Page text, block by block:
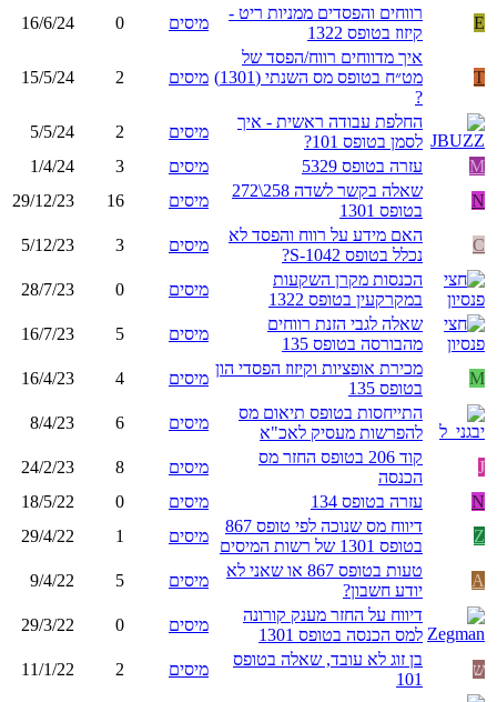
E
רווחים והפסדים ממניות ריט -
קיזוז בטופס 1322
מיסים 0
16/6/24
T
איך מדווחים רווח/הפסד של
מט״ח בטופס מס השנתי (1301)
?
מיסים 2
15/5/24
החלפת עבודה ראשית - איך
לסמן בטופס 101?
מיסים 2
5/5/24
M
עזרה בטופס 5329 מיסים 3
1/4/24
N
שאלה בקשר לשדה 258\272
בטופס 1301
מיסים 16
29/12/23
C
האם מידע על רווח והפסד לא
נכלל בטופס 1042-S?
מיסים 3
5/12/23
הכנסות מקרן השקעות
במקרקעין בטופס 1322
מיסים 0
28/7/23
שאלה לגבי הזנת רווחים
מהבורסה בטופס 135
מיסים 5
16/7/23
M
מכירת אופציות וקיזוז הפסדי הון
בטופס 135
מיסים 4
16/4/23
התייחסות בטופס תיאום מס
להפרשות מעסיק לאכ"א
מיסים 6
8/4/23
J
קוד 206 בטופס החזר מס
הכנסה
מיסים 8
24/2/23
N
עזרה בטופס 134 מיסים 0
18/5/22
Z
דיווח מס שנוכה לפי טופס 867
בטופס 1301 של רשות המיסים
מיסים 1
29/4/22
A
טעות בטופס 867 או שאני לא
יודע חשבון?
מיסים 5
9/4/22
דיווח על החזר מענק קורונה
למס הכנסה בטופס 1301
מיסים 0
29/3/22
ש
בן זוג לא עובד, שאלה בטופס
101
מיסים 2
11/1/22